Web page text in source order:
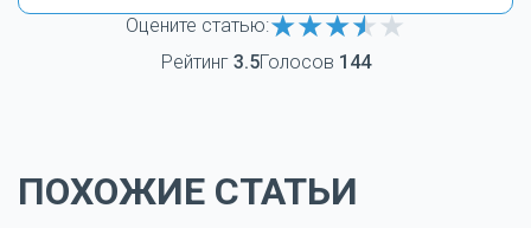
Оцените статью:
Рейтинг 3.5Голосов 144
ПОХОЖИЕ СТАТЬИ